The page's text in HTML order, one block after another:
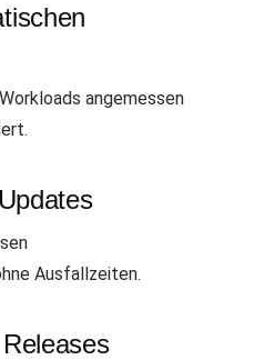
angemessen
Ausfallzeiten.